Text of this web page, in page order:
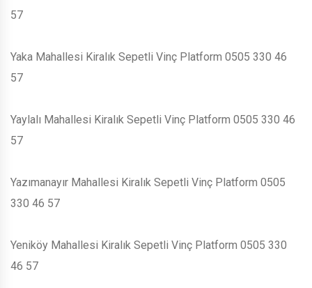
57
Yaka Mahallesi Kiralık Sepetli Vinç Platform 0505 330 46
57
Yaylalı Mahallesi Kiralık Sepetli Vinç Platform 0505 330 46
57
Yazımanayır Mahallesi Kiralık Sepetli Vinç Platform 0505
330 46 57
Yeniköy Mahallesi Kiralık Sepetli Vinç Platform 0505 330
46 57